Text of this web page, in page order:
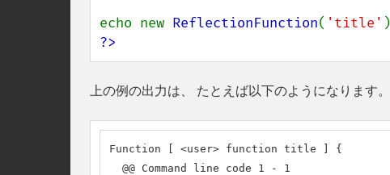
echo new ReflectionFunction( 'title'
?>
上の例の出力は、 たとえば以下のようになります。
Function [ <user> function title ] {
  @@ Command line code 1 - 1